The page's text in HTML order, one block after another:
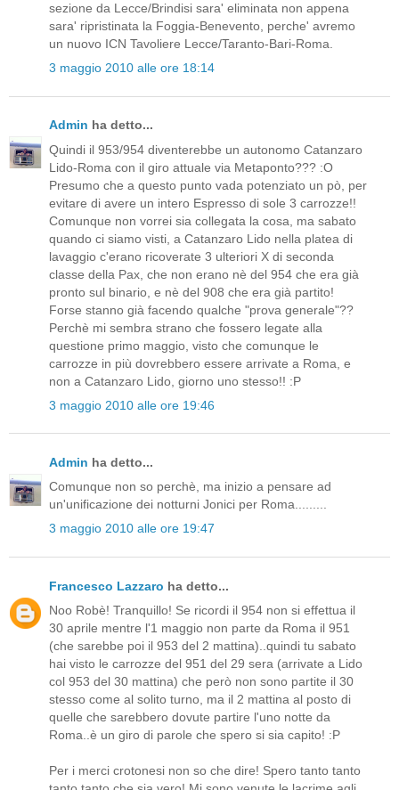
sezione da Lecce/Brindisi sara' eliminata non appena
sara' ripristinata la Foggia-Benevento, perche' avremo
un nuovo ICN Tavoliere Lecce/Taranto-Bari-Roma.
3 maggio 2010 alle ore 18:14
Admin ha detto...
Quindi il 953/954 diventerebbe un autonomo Catanzaro
Lido-Roma con il giro attuale via Metaponto??? :O
Presumo che a questo punto vada potenziato un pò, per
evitare di avere un intero Espresso di sole 3 carrozze!!
Comunque non vorrei sia collegata la cosa, ma sabato
quando ci siamo visti, a Catanzaro Lido nella platea di
lavaggio c'erano ricoverate 3 ulteriori X di seconda
classe della Pax, che non erano nè del 954 che era già
pronto sul binario, e nè del 908 che era già partito!
Forse stanno già facendo qualche "prova generale"??
Perchè mi sembra strano che fossero legate alla
questione primo maggio, visto che comunque le
carrozze in più dovrebbero essere arrivate a Roma, e
non a Catanzaro Lido, giorno uno stesso!! :P
3 maggio 2010 alle ore 19:46
Admin ha detto...
Comunque non so perchè, ma inizio a pensare ad
un'unificazione dei notturni Jonici per Roma.........
3 maggio 2010 alle ore 19:47
Francesco Lazzaro ha detto...
Noo Robè! Tranquillo! Se ricordi il 954 non si effettua il
30 aprile mentre l'1 maggio non parte da Roma il 951
(che sarebbe poi il 953 del 2 mattina)..quindi tu sabato
hai visto le carrozze del 951 del 29 sera (arrivate a Lido
col 953 del 30 mattina) che però non sono partite il 30
stesso come al solito turno, ma il 2 mattina al posto di
quelle che sarebbero dovute partire l'uno notte da
Roma..è un giro di parole che spero si sia capito! :P
Per i merci crotonesi non so che dire! Spero tanto tanto